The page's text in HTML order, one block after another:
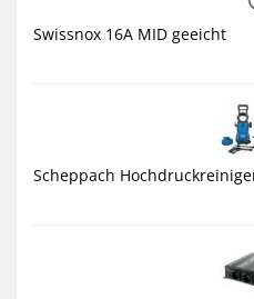
Swissnox 16A MID geeicht
Scheppach